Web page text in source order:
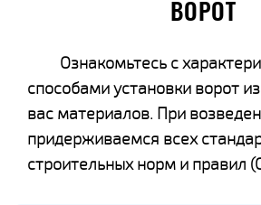
ВОРОТ
Ознакомьтесь с
способами установки ворот
вас материалов. При
придерживаемся всех
строительных норм и правил